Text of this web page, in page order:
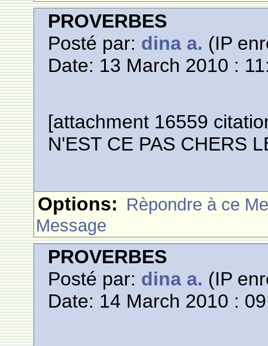
PROVERBES
Posté par: dina a. (IP
Date: 13 March 2010 :
[attachment 16559
N'EST CE PAS CHERS
Options: Rèpondre à ce
Message
PROVERBES
Posté par: dina a. (IP
Date: 14 March 2010 :